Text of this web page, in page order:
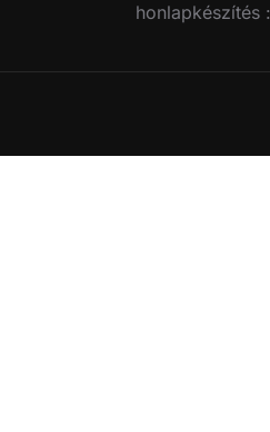
honlapkészítés :